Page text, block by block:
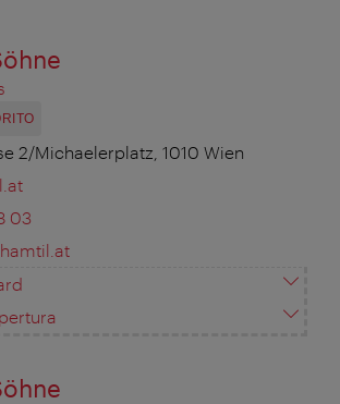
2/Michaelerplatz, 1010 Wien
03